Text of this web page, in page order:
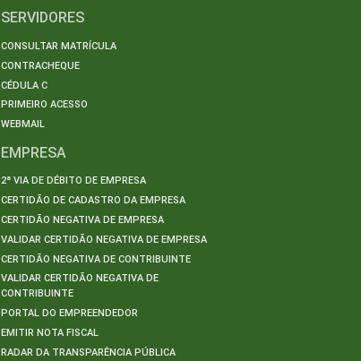
SERVIDORES
CONSULTAR MATRÍCULA
CONTRACHEQUE
CÉDULA C
PRIMEIRO ACESSO
WEBMAIL
EMPRESA
2ª VIA DE DÉBITO DE EMPRESA
CERTIDÃO DE CADASTRO DA EMPRESA
CERTIDÃO NEGATIVA DE EMPRESA
VALIDAR CERTIDÃO NEGATIVA DE EMPRESA
CERTIDÃO NEGATIVA DE CONTRIBUINTE
VALIDAR CERTIDÃO NEGATIVA DE
CONTRIBUINTE
PORTAL DO EMPREENDEDOR
EMITIR NOTA FISCAL
RADAR DA TRANSPARÊNCIA PÚBLICA